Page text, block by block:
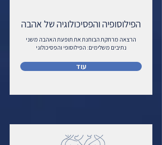
הפילוסופיה והפסיכולוגיה של אהבה
הרצאה מרתקת הבוחנת את תופעת האהבה משני
נתיבים משלימים: הפילוסופי והפסיכולוגי
עוד